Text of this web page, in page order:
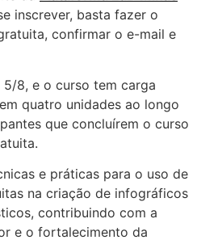
inscrever, basta fazer o
confirmar o e-mail e
8, e o curso tem carga
quatro unidades ao longo
que concluírem o curso
e práticas para o uso de
na criação de infográficos
contribuindo com a
e o fortalecimento da